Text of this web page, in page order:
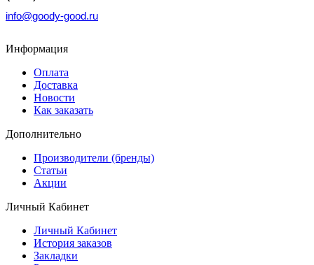
info@goody-good.ru
Информация
Оплата
Доставка
Новости
Как заказать
Дополнительно
Производители (бренды)
Статьи
Акции
Личный Кабинет
Личный Кабинет
История заказов
Закладки